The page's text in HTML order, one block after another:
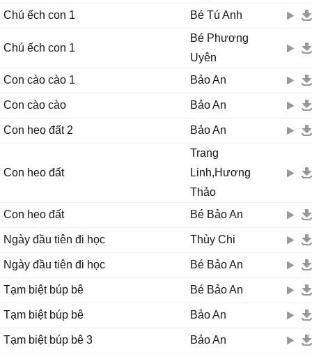
Chú ếch con 1
Bé Tú Anh
Chú ếch con 1
Bé Phương
Uyên
Con cào cào 1
Bảo An
Con cào cào Bảo An
Con heo đất 2 Bảo An
Con heo đất
Trang
Linh,Hương
Thảo
Con heo đất
Bé Bảo An
Ngày đầu tiên đi học Thùy Chi
Ngày đầu tiên đi học Bé Bảo An
Tạm biệt búp bê Bé Bảo An
Tạm biệt búp bê Bảo An
Tạm biệt búp bê 3 Bảo An